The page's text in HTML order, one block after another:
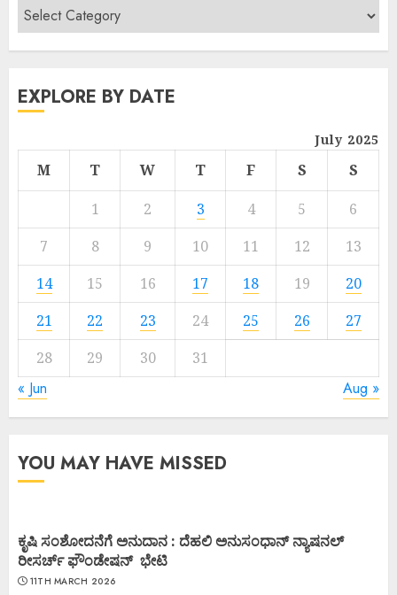
EXPLORE BY DATE
July 2025
M T W T F S
S
1
2 3 4 5
6
7
8 9 10 11 12
13
14
15 16 17 18 19
20
21
22 23 24 25 26
27
28
29 30 31
« Jun Aug »
YOU MAY HAVE MISSED
ಕೃಷಿ ಸಂಶೋದನೆಗೆ ಅನುದಾನ : ದೆಹಲಿ ಅನುಸಂಧಾನ್ ನ್ಯಾಷನಲ್
ರೀಸರ್ಚ್ ಫೌಂಡೇಷನ್ ಭೇಟಿ
11TH MARCH 2026